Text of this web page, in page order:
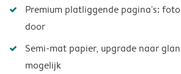
Premium platliggende pagina's:
door
Semi-mat papier, upgrade naar
mogelijk